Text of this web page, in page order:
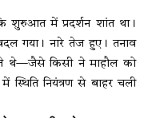
शुरुआत में प्रदर्शन शांत था।
गया। नारे तेज हुए। तनाव
किसी ने माहौल को
स्थिति नियंत्रण से बाहर चली